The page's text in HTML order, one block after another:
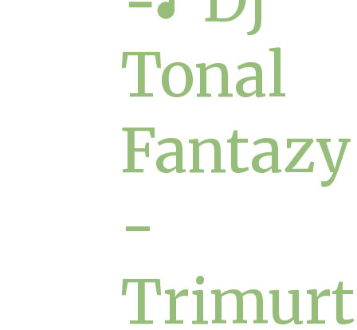
Tonal
Fantazy
-